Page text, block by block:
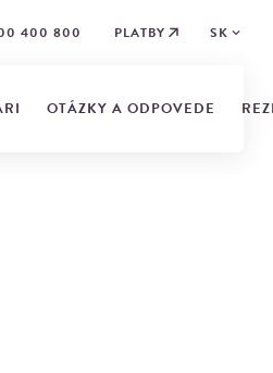
400 800 PLATBY SK
OTÁZKY A ODPOVEDE